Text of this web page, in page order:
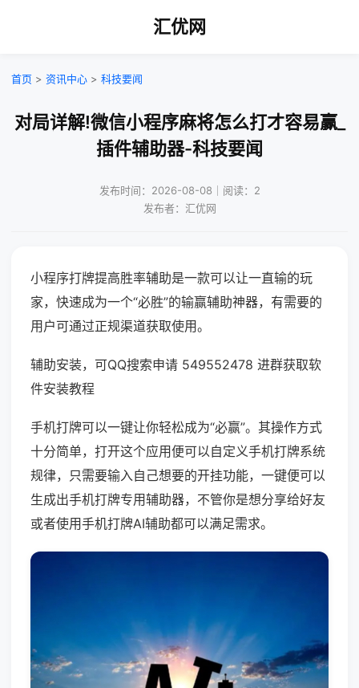
汇优网
首页 > 资讯中心 > 科技要闻
对局详解!微信小程序麻将怎么打才容易赢_
插件辅助器-科技要闻
发布时间：2026-08-08｜阅读：2
发布者：汇优网
小程序打牌提高胜率辅助是一款可以让一直输的玩
家，快速成为一个“必胜”的输赢辅助神器，有需要的
用户可通过正规渠道获取使用。
辅助安装，可QQ搜索申请 549552478 进群获取软
件安装教程
手机打牌可以一键让你轻松成为“必赢”。其操作方式
十分简单，打开这个应用便可以自定义手机打牌系统
规律，只需要输入自己想要的开挂功能，一键便可以
生成出手机打牌专用辅助器，不管你是想分享给好友
或者使用手机打牌AI辅助都可以满足需求。